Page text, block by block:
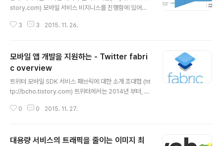
story.com) 모바일 서비스 비지니스를 진행함에 있어서
개선이다. 이를 위해서, 어떤 지표들이 필요한지 정의하고
게 활용해야 하는지, 그리고 이런 지표를 수집 분석하기 위
한 도구들에 대해서 설명하도록 한다. 모바일 서비스에서
단계별 사용자 흐름 먼저 지표를 이해하기 전에, 사용자가
모바일 서비스 가입부터 사용에서 부터 이익을 내줄때 까
지 어떤 흐름을 거치는지에 대해서 살펴볼 필요가 있다. 여
러 글들이나 서비스들에서 다소 용어 차이는 있지만 대부
3 3 2015. 11. 26.
모바일 앱 개발을 지원하는 - Twitter fabri
c overview
트위터 모바일 SDK 서비스 패브릭에 대한 소개 조대협 (ht
tp://bcho.tistory.com) 트위터에서는 2014년 부터, 모
c 서비스를 제공하고 있다. 데이타 분석 및 리포팅, 트위터
s - Crash Reporting (https://fabric.io/kits/androi
0 0 2015. 11. 27.
대용량 서비스의 트래픽을 줄이는 이미지 최